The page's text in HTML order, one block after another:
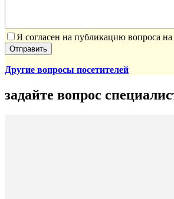
Я согласен на публикацию вопроса на
Другие вопросы посетителей
задайте вопрос